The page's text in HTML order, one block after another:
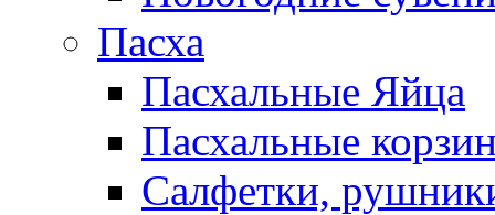
Пасха
Пасхальные Яйца
Пасхальные
Салфетки,